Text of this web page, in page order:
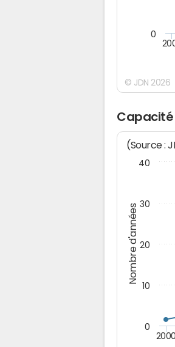
0
© JDN 2026
Nombre d'années
(Source :
2000
0
10
20
30
40